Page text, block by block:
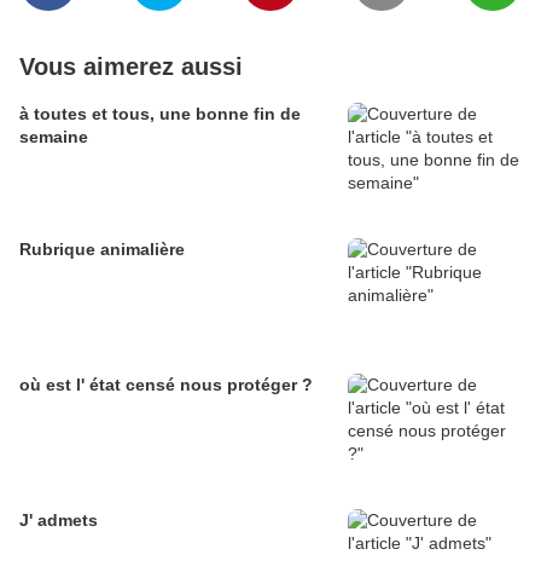
Vous aimerez aussi
à toutes et tous, une bonne fin de
semaine
Rubrique animalière
où est l' état censé nous protéger ?
J' admets